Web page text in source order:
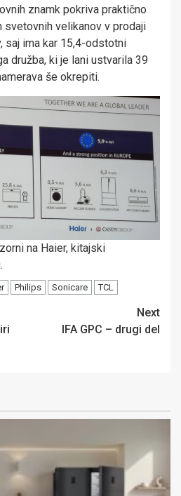
znamk pokriva praktično
svetovnih velikanov v prodaji
saj ima kar 15,4-odstotni
družba, ki je lani ustvarila 39
še okrepiti.
na Haier, kitajski
Philips Sonicare TCL
Next
IFA GPC – drugi del